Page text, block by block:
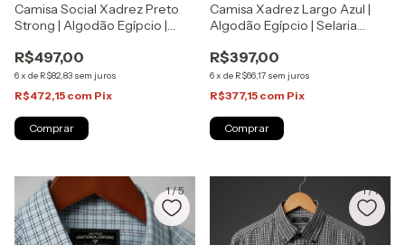
Camisa Social Xadrez Preto
Strong | Algodão Egípcio |
R$497,00
6x de R$82,83 sem juros
R$472,15 com Pix
Comprar
Camisa Xadrez Largo Azul |
Algodão Egípcio | Selaria
R$397,00
6x de R$66,17 sem juros
R$377,15 com Pix
Comprar
1/5 1/7